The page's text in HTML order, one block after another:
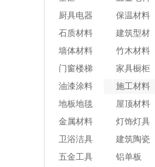
厨具电器
保温材料
石质材料
建筑型材
墙体材料
竹木材料
门窗楼梯
家具橱柜
油漆涂料
施工材料
地板地毯
屋顶材料
金属材料
灯饰灯具
卫浴洁具
建筑陶瓷
五金工具
铝单板